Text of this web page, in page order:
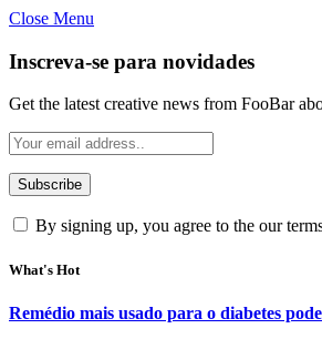
Close Menu
Inscreva-se para novidades
Get the latest creative news from FooBar
By signing up, you agree to the our
What's Hot
Remédio mais usado para o diabetes